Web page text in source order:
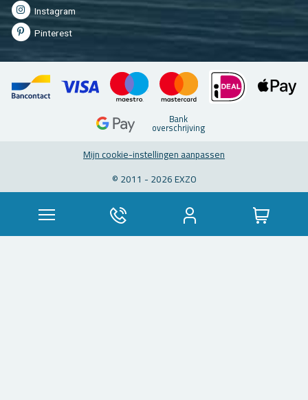
In­st­agram
Pin­te­rest
Bank
over­schrij­ving
Mijn coo­kie-in­stel­lin­gen aan­pas­sen
© 2011 - 2026 EXZO